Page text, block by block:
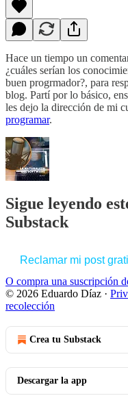
Hace un tiempo un
¿cuáles serían los
buen progrmador?, para
blog. Partí por lo básico,
les dejo la dirección de mi
programar.
Sigue leyendo
Substack
Reclamar mi post
O compra una suscripción
© 2026 Eduardo Díaz ·
recolección
Crea tu Substack
Descargar la app